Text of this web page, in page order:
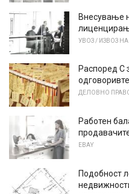
Внесување
УВОЗ / ИЗВОЗ
Распоред C
ДЕЛОВНО
Работен
EBAY
Подобност